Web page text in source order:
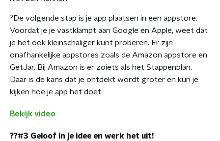
?De volgende stap is je app plaatsen in een appstore.
Voordat je je vastklampt aan Google en Apple, weet dat
je het ook kleinschaliger kunt proberen. Er zijn
onafhankelijke appstores zoals de Amazon appstore en
GetJar. Bij Amazon is er zoiets als het Stappenplan.
Daar is de kans dat je ontdekt wordt groter en kun je
kijken hoe je app het doet.
Bekijk video
??#3 Geloof in je idee en werk het uit!